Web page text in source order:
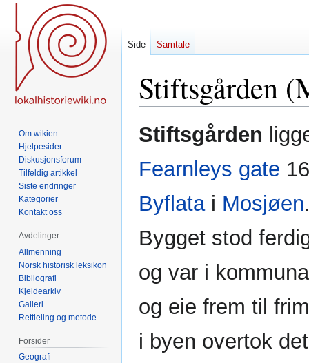
Stiftsgården
Hopp
til
Hopp
til
Stiftsgården
Fearnleys gate
Byflatai Mosjøen
Bygget stod
og var i
og eie frem til
i byen overtok
Side Samtale
Om wikien
Hjelpesider
Diskusjonsforum
Tilfeldig artikkel
Siste endringer
Kategorier
Kontakt oss
Avdelinger
Allmenning
Norsk historisk leksikon
Bibliografi
Kjeldearkiv
Galleri
Rettleiing og metode
Forsider
Geografi